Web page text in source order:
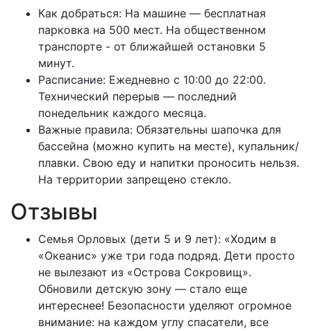
Как добраться: На машине — бесплатная
парковка на 500 мест. На общественном
транспорте - от ближайшей остановки 5
минут.
Расписание: Ежедневно с 10:00 до 22:00.
Технический перерыв — последний
понедельник каждого месяца.
Важные правила: Обязательны шапочка для
бассейна (можно купить на месте), купальник/
плавки. Свою еду и напитки проносить нельзя.
На территории запрещено стекло.
Отзывы
Семья Орловых (дети 5 и 9 лет): «Ходим в
«Океанис» уже три года подряд. Дети просто
не вылезают из «Острова Сокровищ».
Обновили детскую зону — стало еще
интереснее! Безопасности уделяют огромное
внимание: на каждом углу спасатели, все